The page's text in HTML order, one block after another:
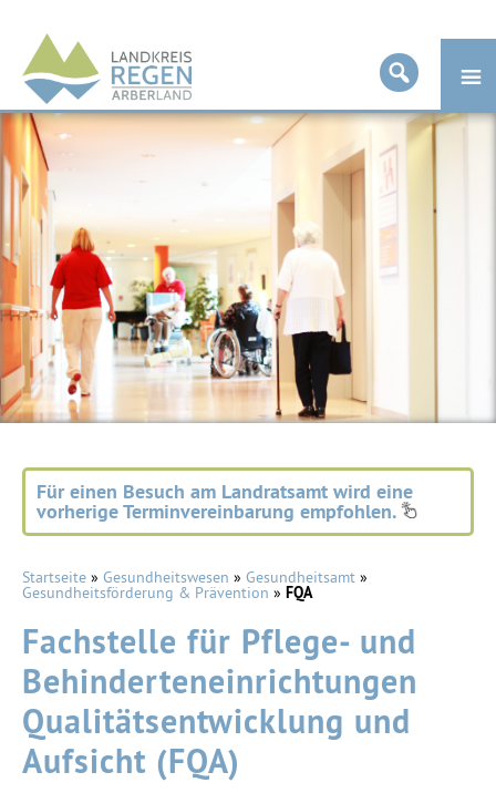
Landkreis
Regen
Für einen Besuch am Landratsamt wird eine
vorherige Terminvereinbarung empfohlen.
Startseite » Gesundheitswesen » Gesundheitsamt »
Gesundheitsförderung & Prävention » FQA
Fachstelle für Pflege- und
Behinderteneinrichtungen
Qualitätsentwicklung und
Aufsicht (FQA)